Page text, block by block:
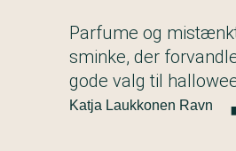
Parfume og
sminke, der
gode valg til
Katja Laukkonen Ravn